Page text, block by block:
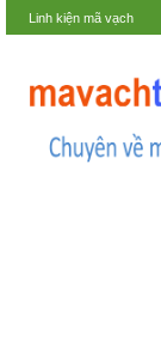
Linh kiện mã vạch